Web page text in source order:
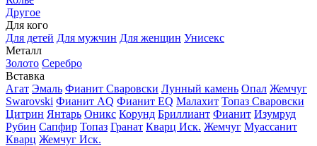
Другое
Для кого
Для детей Для мужчин Для женщин Унисекс
Металл
Золото Серебро
Вставка
Агат Эмаль Фианит Сваровски Лунный камень Опал Жемчуг
Swarovski Фианит AQ Фианит EQ Малахит Топаз Сваровски
Цитрин Янтарь Оникс Корунд Бриллиант Фианит Изумруд
Рубин Сапфир Топаз Гранат Кварц Иск. Жемчуг Муассанит
Кварц Жемчуг Иск.